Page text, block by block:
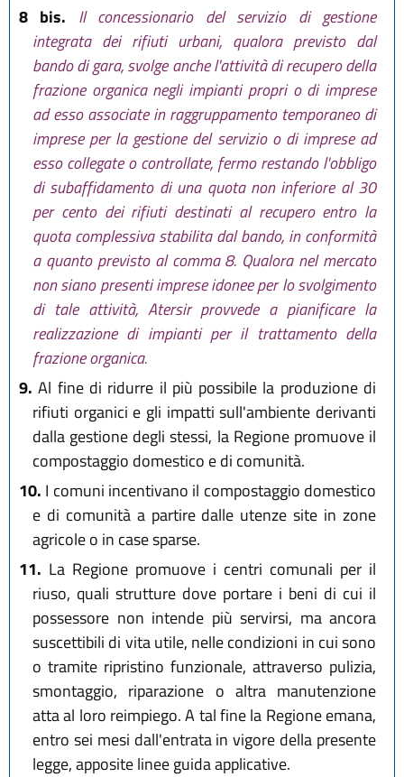
8 bis. Il concessionario del servizio di gestione
integrata dei rifiuti urbani, qualora previsto dal
bando di gara, svolge anche l'attività di recupero della
frazione organica negli impianti propri o di imprese
ad esso associate in raggruppamento temporaneo di
imprese per la gestione del servizio o di imprese ad
esso collegate o controllate, fermo restando l'obbligo
di subaffidamento di una quota non inferiore al 30
per cento dei rifiuti destinati al recupero entro la
quota complessiva stabilita dal bando, in conformità
a quanto previsto al comma 8. Qualora nel mercato
non siano presenti imprese idonee per lo svolgimento
di tale attività, Atersir provvede a pianificare la
realizzazione di impianti per il trattamento della
frazione organica.
9. Al fine di ridurre il più possibile la produzione di
rifiuti organici e gli impatti sull'ambiente derivanti
dalla gestione degli stessi, la Regione promuove il
compostaggio domestico e di comunità.
10. I comuni incentivano il compostaggio domestico
e di comunità a partire dalle utenze site in zone
agricole o in case sparse.
11. La Regione promuove i centri comunali per il
riuso, quali strutture dove portare i beni di cui il
possessore non intende più servirsi, ma ancora
suscettibili di vita utile, nelle condizioni in cui sono
o tramite ripristino funzionale, attraverso pulizia,
smontaggio, riparazione o altra manutenzione
atta al loro reimpiego. A tal fine la Regione emana,
entro sei mesi dall'entrata in vigore della presente
legge, apposite linee guida applicative.